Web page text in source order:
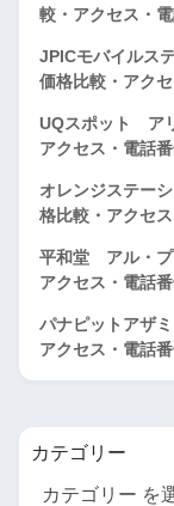
較・アクセス・
JPICモバイルス
価格比較・アク
UQスポット ア
アクセス・電話
オレンジステー
格比較・アクセ
平和堂 アル・プ
アクセス・電話
パナピットアザ
アクセス・電話
カテゴリー